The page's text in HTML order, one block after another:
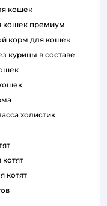
кошек
кошек премиум
корм для кошек
курицы в составе
холистик
котят